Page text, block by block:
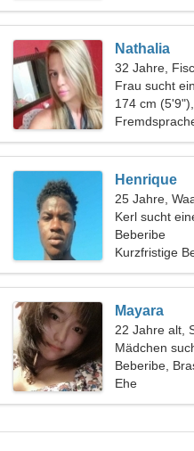
Nathalia
32 Jahre,
Frau sucht
174 cm
Henrique
25 Jahre,
Kerl sucht
Beberibe
Kurzfristige
Mayara
22 Jahre alt,
Mädchen
Beberibe,
Ehe